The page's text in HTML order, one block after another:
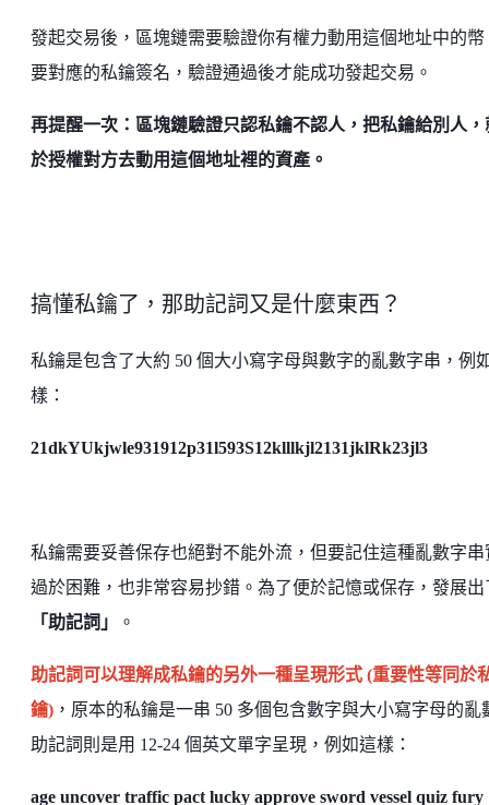
發起交易後，區塊鏈需要驗證你有權力動用這個地址中的幣
要對應的私鑰簽名，驗證通過後才能成功發起交易。
再提醒一次：區塊鏈驗證只認私鑰不認人，把私鑰給別人，
於授權對方去動用這個地址裡的資產。
搞懂私鑰了，那助記詞又是什麼東西？
私鑰是包含了大約 50 個大小寫字母與數字的亂數字串，例
樣：
21dkYUkjwle931912p31l593S12klllkjl2131jklRk23jl3
私鑰需要妥善保存也絕對不能外流，但要記住這種亂數字串
過於困難，也非常容易抄錯。為了便於記憶或保存，發展出
「助記詞」
。
助記詞可以理解成私鑰的另外一種呈現形式 (重要性等同於
鑰) ，原本的私鑰是一串 50 多個包含數字與大小寫字母的亂
助記詞則是用 12-24 個英文單字呈現，例如這樣：
age uncover traffic pact lucky approve sword vessel quiz fury